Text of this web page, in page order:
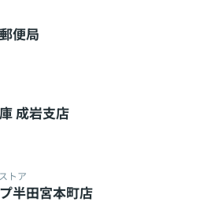
便局
成岩支店
トア
半田宮本町店